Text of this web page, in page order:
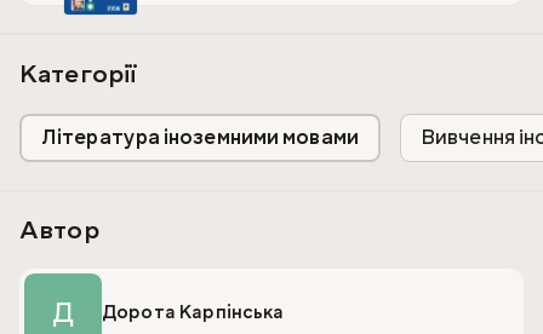
Категорії
Література іноземними мовами Вивчення
Автор
Д Дорота Карпінська